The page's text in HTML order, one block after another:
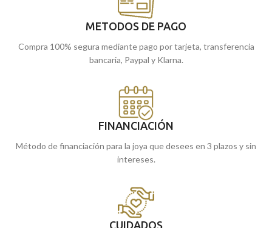
METODOS DE PAGO
Compra 100% segura mediante pago por tarjeta, transferencia
bancaria, Paypal y Klarna.
FINANCIACIÓN
Método de financiación para la joya que desees en 3 plazos y sin
intereses.
CUIDADOS